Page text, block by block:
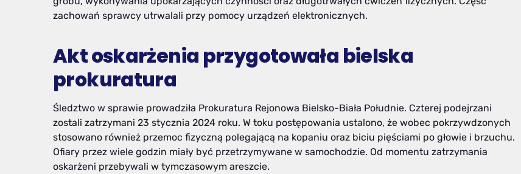
zachowań sprawcy utrwalali przy pomocy urządzeń elektronicznych.
Akt oskarżenia przygotowała bielska
prokuratura
Śledztwo w sprawie prowadziła Prokuratura Rejonowa Bielsko-Biała Południe. Czterej podejrzani
zostali zatrzymani 23 stycznia 2024 roku. W toku postępowania ustalono, że wobec pokrzywdzonych
stosowano również przemoc fizyczną polegającą na kopaniu oraz biciu pięściami po głowie i brzuchu.
Ofiary przez wiele godzin miały być przetrzymywane w samochodzie. Od momentu zatrzymania
oskarżeni przebywali w tymczasowym areszcie.